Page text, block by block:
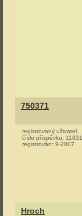
750371
registrovaný uživatel
číslo příspěvku: 11831
registrován: 9-2007
Hroch